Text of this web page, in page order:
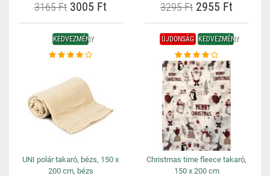
3165 Ft 3005 Ft 3295 Ft 2955 Ft
KEDVEZMÉNY
UNI polár takaró, bézs, 150 x
200 cm, bézs
ÚJDONSÁG KEDVEZMÉNY
Christmas time fleece takaró,
150 x 200 cm